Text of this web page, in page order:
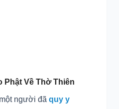
Phật Về Thờ Thiên
người đã quy y